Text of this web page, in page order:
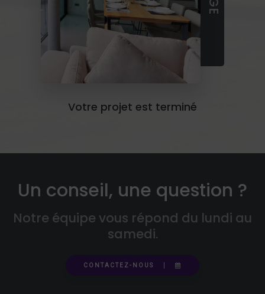
Votre projet est terminé
Un conseil, une question ?
Notre équipe vous répond du lundi au
samedi.
CONTACTEZ-NOUS